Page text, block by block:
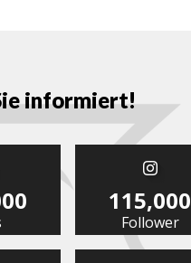
informiert!
115,000
Follower